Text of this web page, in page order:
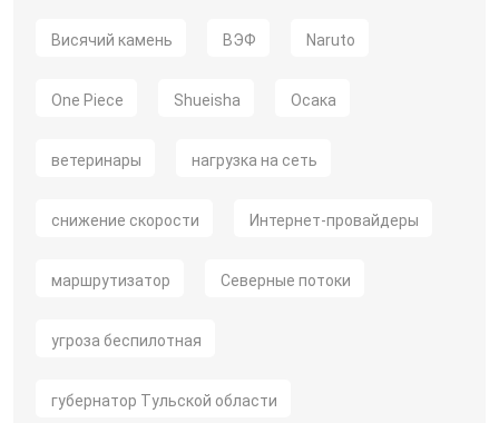
Висячий камень ВЭФ Naruto
One Piece Shueisha Осака
ветеринары нагрузка на сеть
снижение скорости Интернет-провайдеры
маршрутизатор Северные потоки
угроза беспилотная
губернатор Тульской области